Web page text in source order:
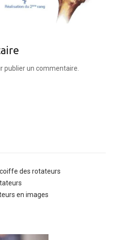
publier un commentaire.
des rotateurs
en images